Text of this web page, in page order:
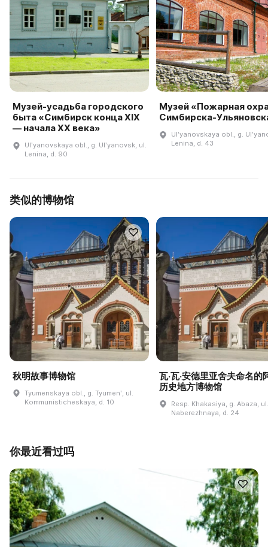
Музей-усадьба городского
быта «Симбирск конца XIX
— начала XX века»
Ulʹyanovskaya obl., g. Ulʹyanovsk, ul.
Lenina, d. 90
Музей «Пожарная
Симбирска-
Ulʹyanovskaya obl., g.
Lenina, d. 43
类似的博物馆
秋明故事博物馆
Tyumenskaya obl., g. Tyumenʹ, ul.
Kommunisticheskaya, d. 10
瓦·瓦·安德里亚舍夫命名的
历史地方博物馆
Resp. Khakasiya, g. Abaza, ul.
Naberezhnaya, d. 24
你最近看过吗